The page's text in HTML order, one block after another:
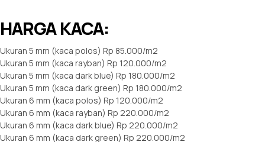
HARGA KACA:
Ukuran 5 mm (kaca polos) Rp 85.000/m2
Ukuran 5 mm (kaca rayban) Rp 120.000/m2
Ukuran 5 mm (kaca dark blue) Rp 180.000/m2
Ukuran 5 mm (kaca dark green) Rp 180.000/m2
Ukuran 6 mm (kaca polos) Rp 120.000/m2
Ukuran 6 mm (kaca rayban) Rp 220.000/m2
Ukuran 6 mm (kaca dark blue) Rp 220.000/m2
Ukuran 6 mm (kaca dark green) Rp 220.000/m2